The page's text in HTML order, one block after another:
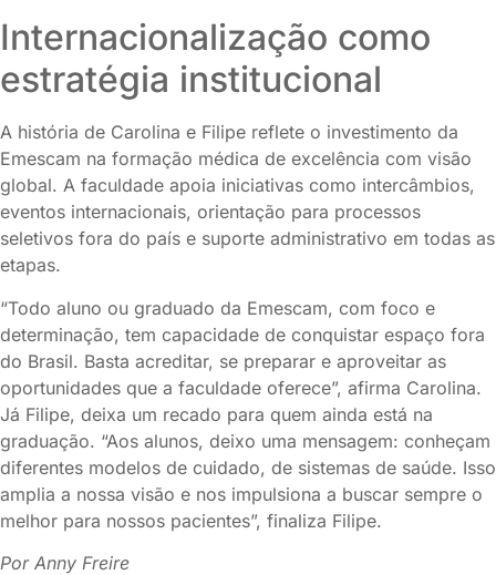
Internacionalização como
estratégia institucional
A história de Carolina e Filipe reflete o investimento da
Emescam na formação médica de excelência com visão
global. A faculdade apoia iniciativas como intercâmbios,
eventos internacionais, orientação para processos
seletivos fora do país e suporte administrativo em todas as
etapas.
“Todo aluno ou graduado da Emescam, com foco e
determinação, tem capacidade de conquistar espaço fora
do Brasil. Basta acreditar, se preparar e aproveitar as
oportunidades que a faculdade oferece”, afirma Carolina.
Já Filipe, deixa um recado para quem ainda está na
graduação. “Aos alunos, deixo uma mensagem: conheçam
diferentes modelos de cuidado, de sistemas de saúde. Isso
amplia a nossa visão e nos impulsiona a buscar sempre o
melhor para nossos pacientes”, finaliza Filipe.
Por Anny Freire